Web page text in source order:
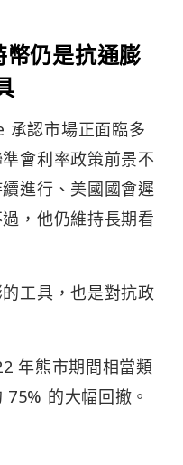
幣仍是抗通膨
承認市場正面臨多
會利率政策前景不
進行、美國國會遲
，他仍維持長期看
工具，也是對抗政
年熊市期間相當類
的大幅回撤。